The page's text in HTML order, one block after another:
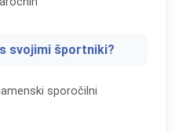
svojimi športniki?
sporočilni